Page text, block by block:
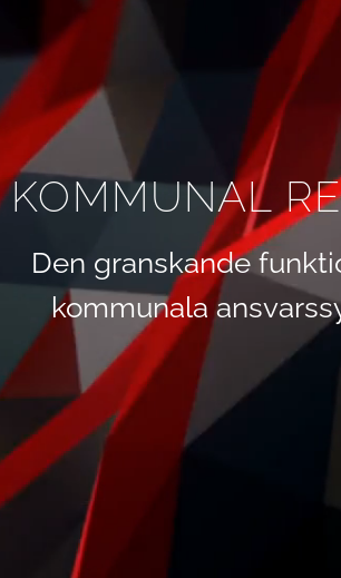
KOMMUNAL
Den granskande
kommunala